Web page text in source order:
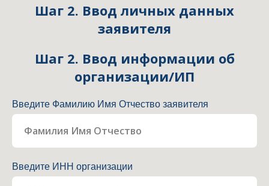
Шаг 2. Ввод личных данных
заявителя
Шаг 2. Ввод информации об
организации/ИП
Введите Фамилию Имя Отчество заявителя
Введите ИНН организации